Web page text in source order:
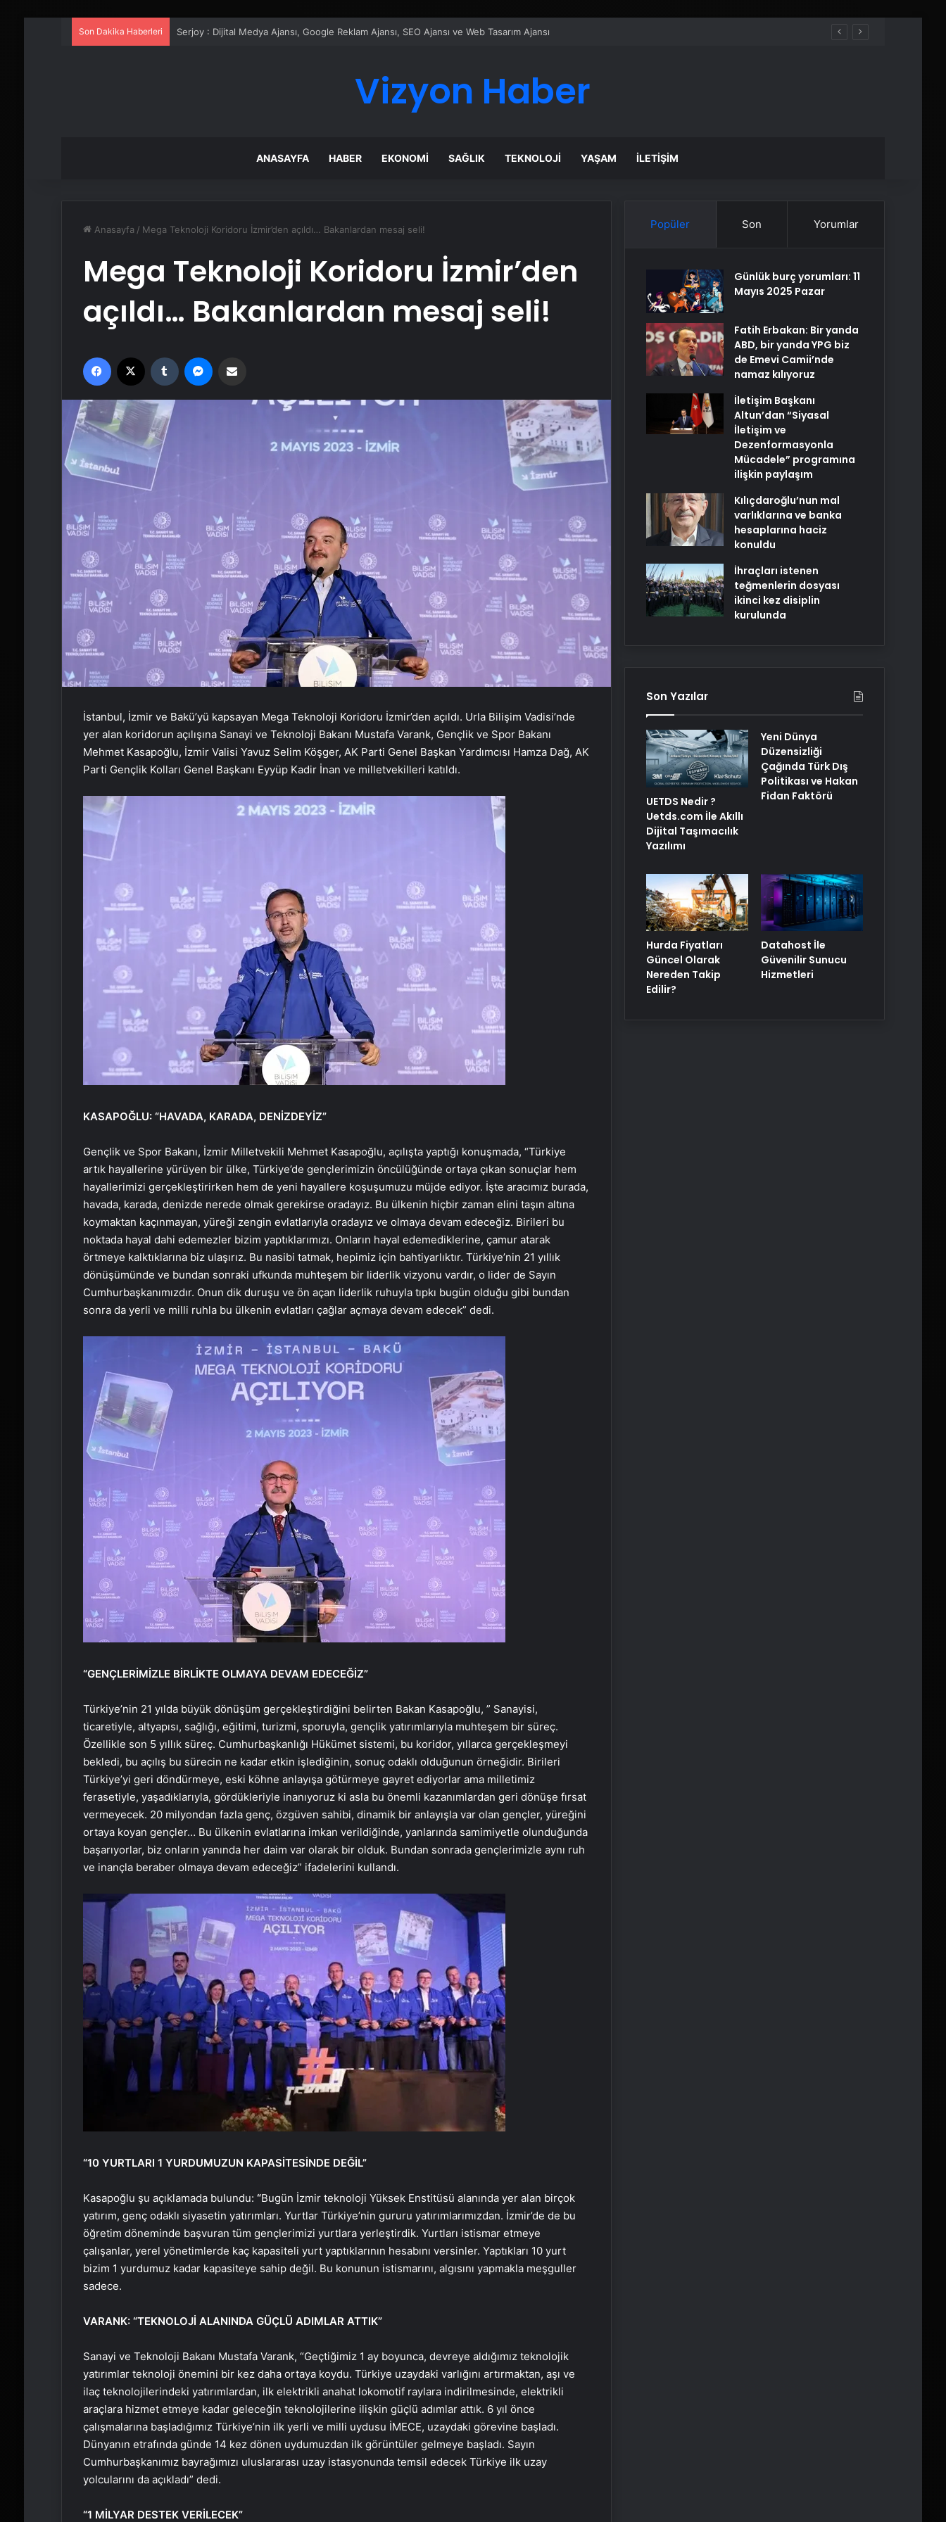
Son Dakika Haberleri UETDS Nedir ? Uetds.com İle Akıllı Dijital Taşımacılık Yazılımı
Vizyon Haber
ANASAYFA HABER EKONOMI SAĞLIK TEKNOLOJI YAŞAM İLETIŞIM
Anasayfa / Mega Teknoloji Koridoru İzmir’den açıldı… Bakanlardan mesaj seli!
Mega Teknoloji Koridoru İzmir’den
açıldı… Bakanlardan mesaj seli!
Facebook Tumblr
İstanbul, İzmir ve Bakü’yü kapsayan Mega Teknoloji Koridoru İzmir’den açıldı. Urla Bilişim Vadisi’nde
yer alan koridorun açılışına Sanayi ve Teknoloji Bakanı Mustafa Varank, Gençlik ve Spor Bakanı
Mehmet Kasapoğlu, İzmir Valisi Yavuz Selim Köşger, AK Parti Genel Başkan Yardımcısı Hamza Dağ, AK
Parti Gençlik Kolları Genel Başkanı Eyyüp Kadir İnan ve milletvekilleri katıldı.
KASAPOĞLU: “HAVADA, KARADA, DENİZDEYİZ”
Gençlik ve Spor Bakanı, İzmir Milletvekili Mehmet Kasapoğlu, açılışta yaptığı konuşmada, “Türkiye
artık hayallerine yürüyen bir ülke, Türkiye’de gençlerimizin öncülüğünde ortaya çıkan sonuçlar hem
hayallerimizi gerçekleştirirken hem de yeni hayallere koşuşumuzu müjde ediyor. İşte aracımız burada,
havada, karada, denizde nerede olmak gerekirse oradayız. Bu ülkenin hiçbir zaman elini taşın altına
koymaktan kaçınmayan, yüreği zengin evlatlarıyla oradayız ve olmaya devam edeceğiz. Birileri bu
noktada hayal dahi edemezler bizim yaptıklarımızı. Onların hayal edemediklerine, çamur atarak
örtmeye kalktıklarına biz ulaşırız. Bu nasibi tatmak, hepimiz için bahtiyarlıktır. Türkiye’nin 21 yıllık
dönüşümünde ve bundan sonraki ufkunda muhteşem bir liderlik vizyonu vardır, o lider de Sayın
Cumhurbaşkanımızdır. Onun dik duruşu ve ön açan liderlik ruhuyla tıpkı bugün olduğu gibi bundan
sonra da yerli ve milli ruhla bu ülkenin evlatları çağlar açmaya devam edecek” dedi.
“GENÇLERİMİZLE BİRLİKTE OLMAYA DEVAM EDECEĞİZ”
Türkiye’nin 21 yılda büyük dönüşüm gerçekleştirdiğini belirten Bakan Kasapoğlu, ” Sanayisi,
ticaretiyle, altyapısı, sağlığı, eğitimi, turizmi, sporuyla, gençlik yatırımlarıyla muhteşem bir süreç.
Özellikle son 5 yıllık süreç. Cumhurbaşkanlığı Hükümet sistemi, bu koridor, yıllarca gerçekleşmeyi
bekledi, bu açılış bu sürecin ne kadar etkin işlediğinin, sonuç odaklı olduğunun örneğidir. Birileri
Türkiye’yi geri döndürmeye, eski köhne anlayışa götürmeye gayret ediyorlar ama milletimiz
ferasetiyle, yaşadıklarıyla, gördükleriyle inanıyoruz ki asla bu önemli kazanımlardan geri dönüşe fırsat
vermeyecek. 20 milyondan fazla genç, özgüven sahibi, dinamik bir anlayışla var olan gençler, yüreğini
ortaya koyan gençler… Bu ülkenin evlatlarına imkan verildiğinde, yanlarında samimiyetle olunduğunda
başarıyorlar, biz onların yanında her daim var olarak bir olduk. Bundan sonrada gençlerimizle aynı ruh
ve inançla beraber olmaya devam edeceğiz” ifadelerini kullandı.
“10 YURTLARI 1 YURDUMUZUN KAPASİTESİNDE DEĞİL”
Kasapoğlu şu açıklamada bulundu: “Bugün İzmir teknoloji Yüksek Enstitüsü alanında yer alan birçok
yatırım, genç odaklı siyasetin yatırımları. Yurtlar Türkiye’nin gururu yatırımlarımızdan. İzmir’de de bu
öğretim döneminde başvuran tüm gençlerimizi yurtlara yerleştirdik. Yurtları istismar etmeye
çalışanlar, yerel yönetimlerde kaç kapasiteli yurt yaptıklarının hesabını versinler. Yaptıkları 10 yurt
bizim 1 yurdumuz kadar kapasiteye sahip değil. Bu konunun istismarını, algısını yapmakla meşguller
sadece.
VARANK: “TEKNOLOJİ ALANINDA GÜÇLÜ ADIMLAR ATTIK”
Sanayi ve Teknoloji Bakanı Mustafa Varank, “Geçtiğimiz 1 ay boyunca, devreye aldığımız teknolojik
yatırımlar teknoloji önemini bir kez daha ortaya koydu. Türkiye uzaydaki varlığını artırmaktan, aşı ve
ilaç teknolojilerindeki yatırımlardan, ilk elektrikli anahat lokomotif raylara indirilmesinde, elektrikli
araçlara hizmet etmeye kadar geleceğin teknolojilerine ilişkin güçlü adımlar attık. 6 yıl önce
çalışmalarına başladığımız Türkiye’nin ilk yerli ve milli uydusu İMECE, uzaydaki görevine başladı.
Dünyanın etrafında günde 14 kez dönen uydumuzdan ilk görüntüler gelmeye başladı. Sayın
Cumhurbaşkanımız bayrağımızı uluslararası uzay istasyonunda temsil edecek Türkiye ilk uzay
yolcularını da açıkladı” dedi.
“1 MİLYAR DESTEK VERİLECEK”
Popüler Son Yorumlar
Günlük burç yorumları: 11
Mayıs 2025 Pazar
Fatih Erbakan: Bir yanda
ABD, bir yanda YPG biz
de Emevi Camii’nde
namaz kılıyoruz
İletişim Başkanı
Altun’dan “Siyasal
İletişim ve
Dezenformasyonla
Mücadele” programına
ilişkin paylaşım
Kılıçdaroğlu’nun mal
varlıklarına ve banka
hesaplarına haciz
konuldu
İhraçları istenen
teğmenlerin dosyası
ikinci kez disiplin
kurulunda
Son Yazılar
UETDS Nedir ?
Uetds.com İle Akıllı
Dijital Taşımacılık
Yazılımı
Yeni Dünya
Düzensizliği
Çağında Türk Dış
Politikası ve Hakan
Fidan Faktörü
Hurda Fiyatları
Güncel Olarak
Nereden Takip
Edilir?
Datahost İle
Güvenilir Sunucu
Hizmetleri